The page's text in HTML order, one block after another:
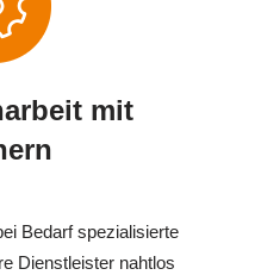
mit
Bedarf spezialisierte
Dienstleister nahtlos